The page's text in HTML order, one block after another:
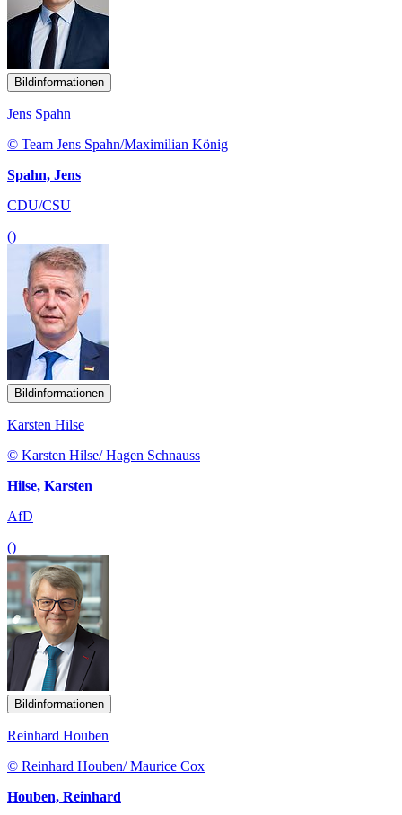
Bildinformationen
Jens Spahn
© Team Jens Spahn/Maximilian König
Spahn, Jens
CDU/CSU
()
Bildinformationen
Karsten Hilse
© Karsten Hilse/ Hagen Schnauss
Hilse, Karsten
AfD
()
Bildinformationen
Reinhard Houben
© Reinhard Houben/ Maurice Cox
Houben, Reinhard